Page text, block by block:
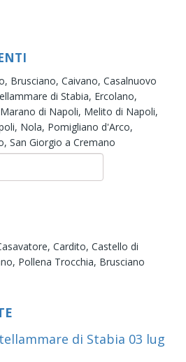
Brusciano, Caivano, Casalnuovo
di Stabia, Ercolano,
Marano di Napoli, Melito di Napoli,
Nola, Pomigliano d'Arco,
San Giorgio a Cremano
Cardito, Castello di
Pollena Trocchia, Brusciano
di Stabia 03 lug